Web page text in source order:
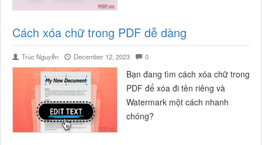
Cách xóa chữ trong PDF dễ dàng
Trúc Nguyễn December 12, 2023 0
Bạn đang tìm cách xóa chữ trong
PDF để xóa đi tên riêng và
Watermark một cách nhanh
chóng?